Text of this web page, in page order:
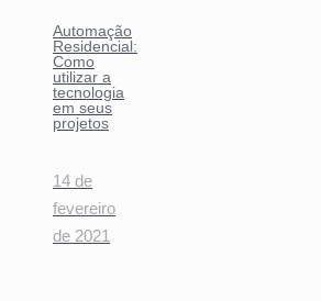
Automação
Residencial:
Como
utilizar a
tecnologia
em seus
projetos
14 de
fevereiro
de 2021